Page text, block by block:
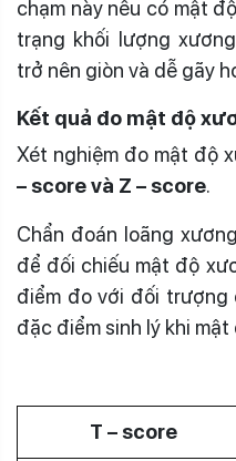
chạm này nếu có mật
trạng khối lượng
trở nên giòn và dễ gãy
Kết quả đo mật độ
Xét nghiệm đo mật độ
– score và Z – score.
Chẩn đoán loãng
để đối chiếu mật độ
điểm đo với đối trượng
đặc điểm sinh lý khi
T – score